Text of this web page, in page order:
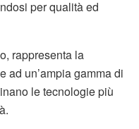
per qualità ed
rappresenta la
ad un’ampia gamma di
le tecnologie più